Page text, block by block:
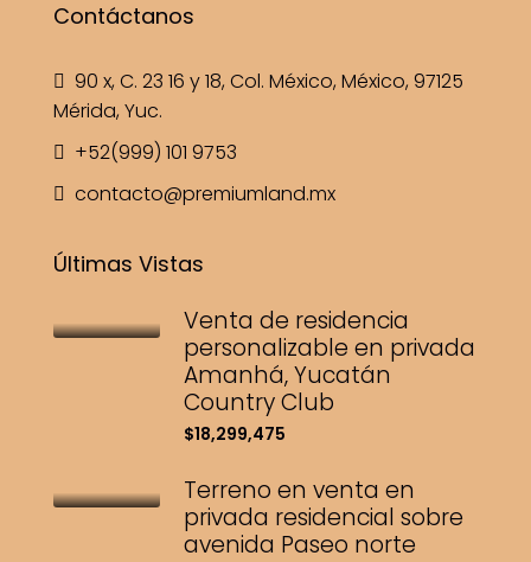
Contáctanos
90 x, C. 23 16 y 18, Col. México, México, 97125
Mérida, Yuc.
+52(999) 101 9753
contacto@premiumland.mx
Últimas Vistas
Venta de residencia
personalizable en privada
Amanhá, Yucatán
Country Club
$18,299,475
Terreno en venta en
privada residencial sobre
avenida Paseo norte